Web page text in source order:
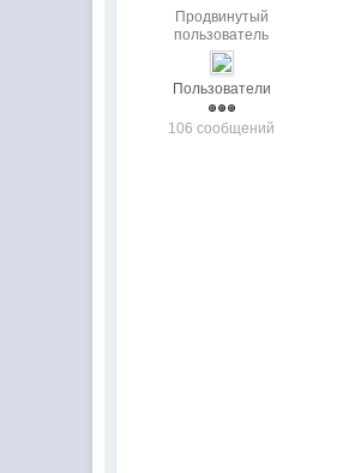
Продвинутый
пользователь
Пользователи
106 сообщений